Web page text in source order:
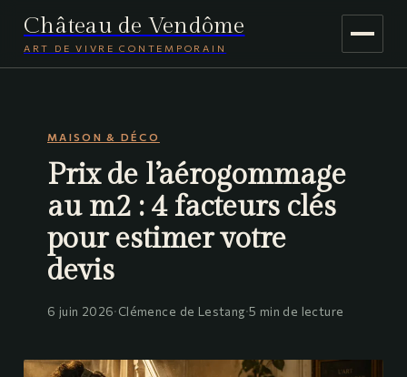
Château de Vendôme
ART DE VIVRE CONTEMPORAIN
JARDINAGE
VOYAGE
MAISON & DÉCO
Prix de l’aérogommage
au m2 : 4 facteurs clés
pour estimer votre
devis
6 juin 2026·Clémence de Lestang·5 min de lecture